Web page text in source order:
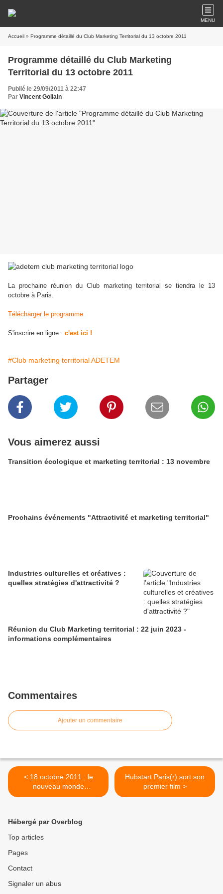
MENU
Accueil » Programme détaillé du Club Marketing Territorial du 13 octobre 2011
Programme détaillé du Club Marketing
Territorial du 13 octobre 2011
Publié le 29/09/2011 à 22:47
Par Vincent Gollain
La prochaine réunion du Club marketing territorial se tiendra le 13
octobre à Paris.
Télécharger le programme
S'inscrire en ligne : c'est ici !
#Club marketing territorial ADETEM
Partager
Vous aimerez aussi
Transition écologique et marketing territorial : 13 novembre
Prochains événements "Attractivité et marketing territorial"
Industries culturelles et créatives :
quelles stratégies d'attractivité ?
Réunion du Club Marketing territorial : 22 juin 2023 -
informations complémentaires
Commentaires
Ajouter un commentaire
< 18 octobre 2011 : le
nouveau monde
officiellement inauguré !
Hubstart Paris(r) sort son
premier film >
Hébergé par Overblog
Top articles
Pages
Contact
Signaler un abus